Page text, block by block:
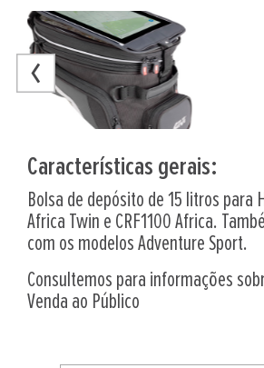
Características gerais:
Bolsa de depósito de 15 litros para
Africa Twin e CRF1100 Africa.
com os modelos Adventure Sport.
Consultemos para informações
Venda ao Público